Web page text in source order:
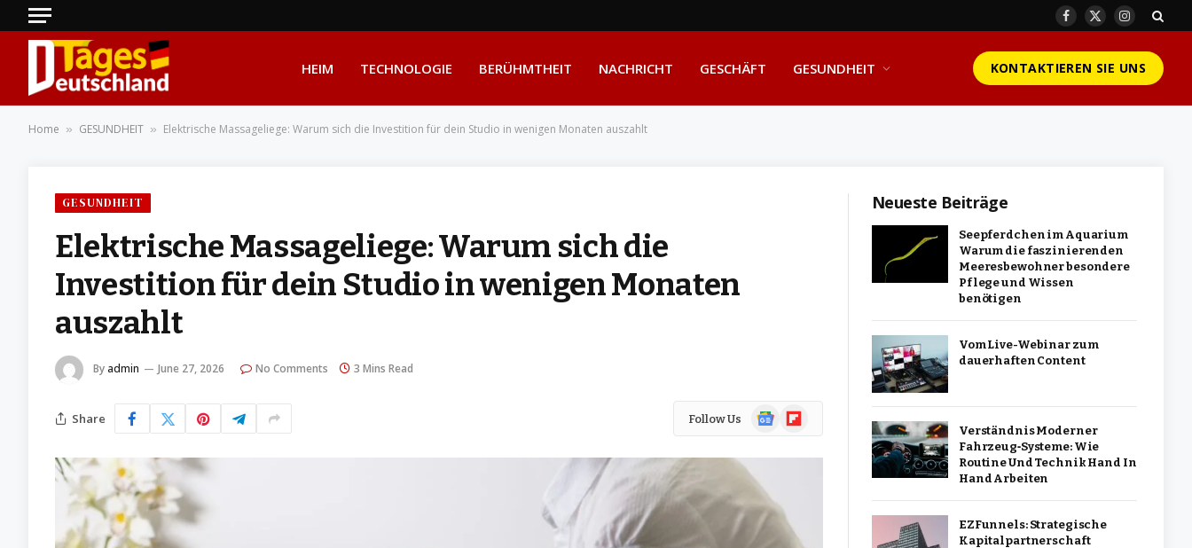
Facebook
X
Instagram
HEIM TECHNOLOGIE BERÜHMTHEIT NACHRICHT GESCHÄFT GESUNDHEIT KONTAKTIEREN SIE UNS
Home » GESUNDHEIT » Elektrische Massageliege: Warum sich die Investition für dein Studio in wenigen Monaten auszahlt
GESUNDHEIT
Elektrische Massageliege: Warum sich die
Investition für dein Studio in wenigen Monaten
auszahlt
By admin June 27, 2026 No Comments 3 Mins Read
Share Follow Us
GoogleFlipboard
Neueste Beiträge
Seepferdchen im Aquarium
Warum die faszinierenden
Meeresbewohner besondere
Pflege und Wissen
benötigen
Vom Live-Webinar zum
dauerhaften Content
Verständnis Moderner
Fahrzeug‑Systeme: Wie
Routine Und Technik Hand In
Hand Arbeiten
EZFunnels: Strategische
Kapitalpartnerschaft